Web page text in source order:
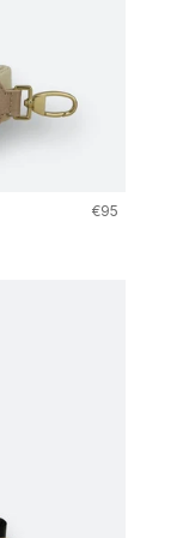
Angebot
€95